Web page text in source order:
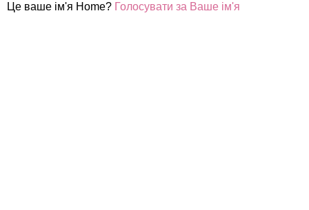
Це ваше ім'я Home? Голосувати за Ваше ім'я